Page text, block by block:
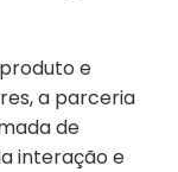
e
a parceria
de
interação e